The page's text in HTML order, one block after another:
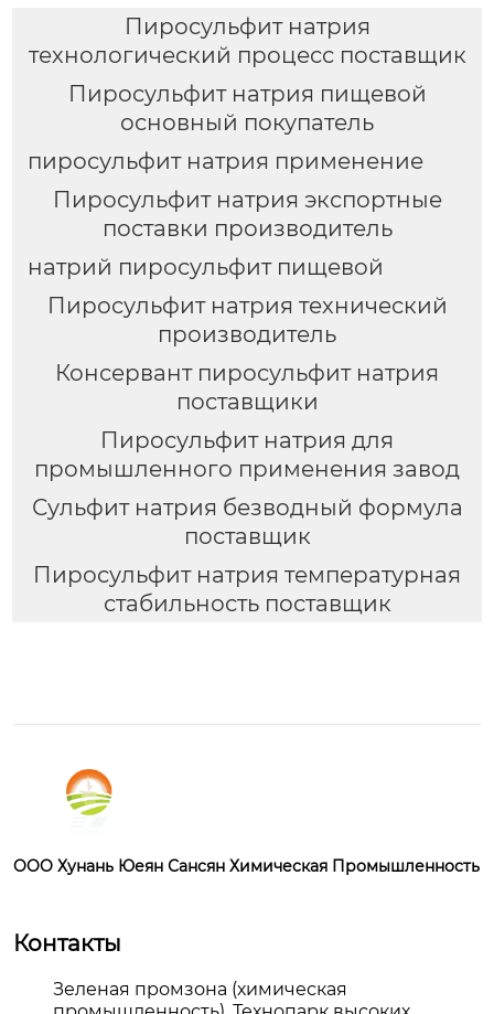
Пиросульфит натрия
технологический процесс поставщик
Пиросульфит натрия пищевой
основный покупатель
пиросульфит натрия применение
Пиросульфит натрия экспортные
поставки производитель
натрий пиросульфит пищевой
Пиросульфит натрия технический
производитель
Консервант пиросульфит натрия
поставщики
Пиросульфит натрия для
промышленного применения завод
Сульфит натрия безводный формула
поставщик
Пиросульфит натрия температурная
стабильность поставщик
OOO Хунань Юеян Сансян Химическая Промышленность
Контакты
Зеленая промзона (химическая